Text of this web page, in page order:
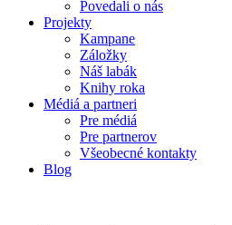
Povedali o nás
Projekty
Kampane
Záložky
Náš labák
Knihy roka
Médiá a partneri
Pre médiá
Pre partnerov
Všeobecné kontakty
Blog